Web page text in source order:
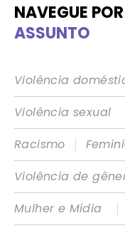
NAVEGUE POR
ASSUNTO
Violência
Violência sexual
Racismo
|
Violência de
Mulher e Mídia
|